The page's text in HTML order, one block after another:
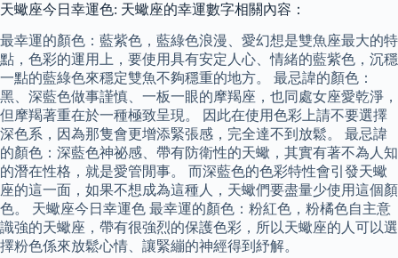
天蠍座今日幸運色: 天蠍座的幸運數字相關內容：
最幸運的顏色：藍紫色，藍綠色浪漫、愛幻想是雙魚座最大的特
點，色彩的運用上，要使用具有安定人心、情緒的藍紫色，沉穩
一點的藍綠色來穩定雙魚不夠穩重的地方。 最忌諱的顏色：
黑、深藍色做事謹慎、一板一眼的摩羯座，也同處女座愛乾淨，
但摩羯著重在於一種極致呈現。 因此在使用色彩上請不要選擇
深色系，因為那隻會更增添緊張感，完全達不到放鬆。 最忌諱
的顏色：深藍色神祕感、帶有防衛性的天蠍，其實有著不為人知
的潛在性格，就是愛管閒事。 而深藍色的色彩特性會引發天蠍
座的這一面，如果不想成為這種人，天蠍們要盡量少使用這個顏
色。 天蠍座今日幸運色 最幸運的顏色：粉紅色，粉橘色自主意
識強的天蠍座，帶有很強烈的保護色彩，所以天蠍座的人可以選
擇粉色係來放鬆心情、讓緊繃的神經得到紓解。